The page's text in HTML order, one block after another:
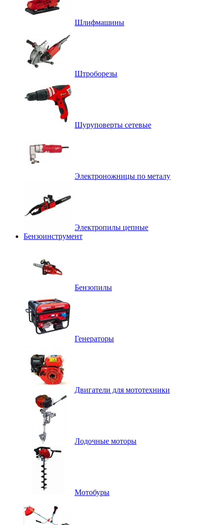
Шлифмашины
Штроборезы
Шуруповерты сетевые
Электроножницы по металу
Электропилы цепные
Бензоинструмент
Бензопилы
Генераторы
Двигатели для мототехники
Лодочные моторы
Мотобуры